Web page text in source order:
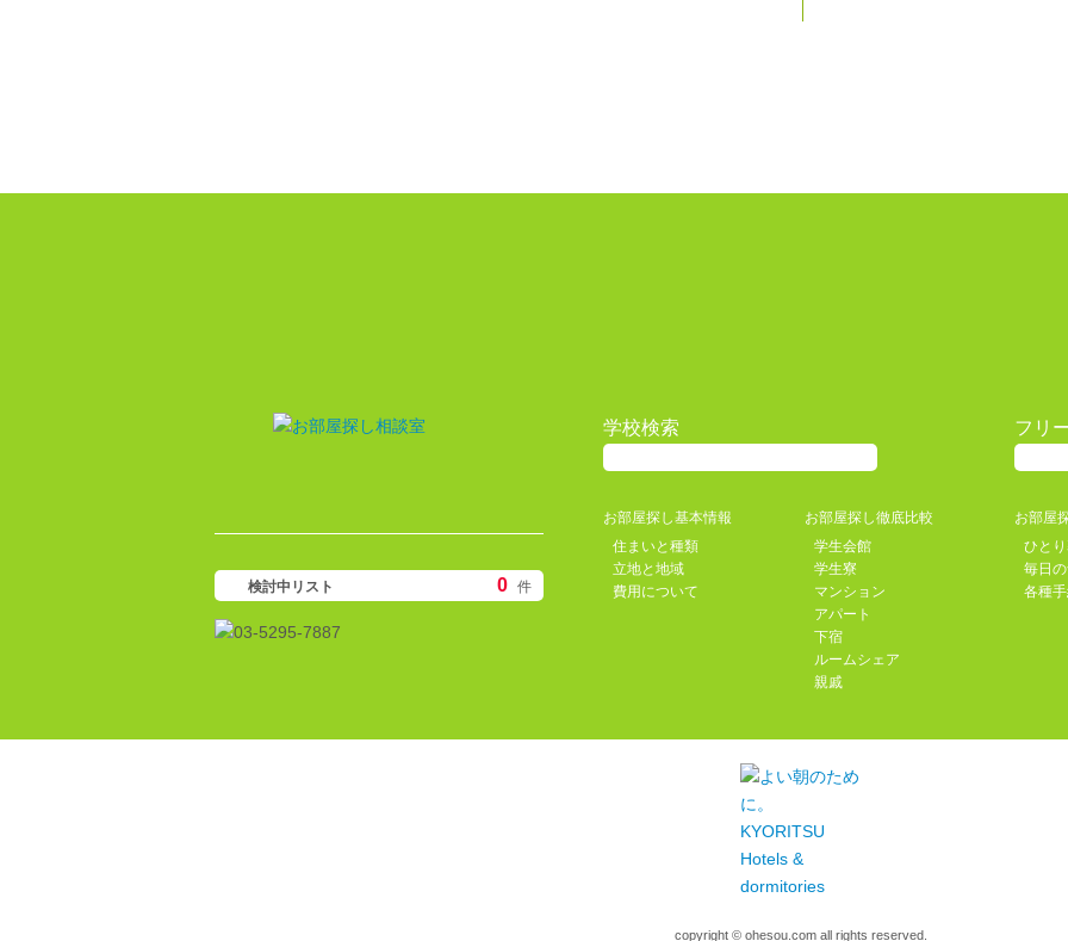
検討中リスト 0 件
学校検索 フリ
お部屋探し基本情報
住まいと種類
立地と地域
費用について
お部屋探し徹底比較
学生会館
学生寮
マンション
アパート
下宿
ルームシェア
親戚
お部屋
ひと
毎日
各種
copyright © ohesou.com all rights reserved.